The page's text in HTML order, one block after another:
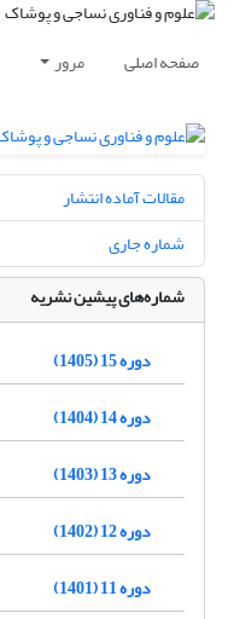
صفحه اصلی مرور
مقالات آماده انتشار
شماره جاری
شماره‌های پیشین نشریه
دوره 15 (1405)
دوره 14 (1404)
دوره 13 (1403)
دوره 12 (1402)
دوره 11 (1401)